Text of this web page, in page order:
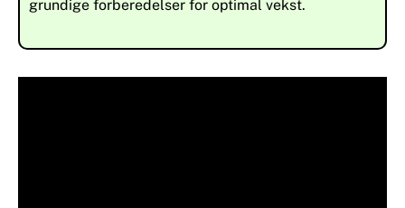
grundige forberedelser for optimal vekst.